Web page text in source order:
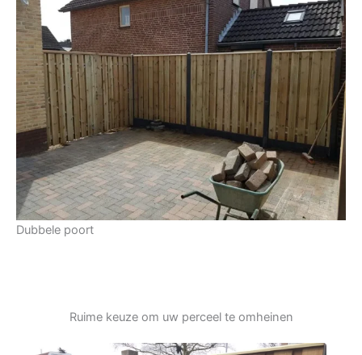
Dubbele poort
Ruime keuze om uw perceel te omheinen